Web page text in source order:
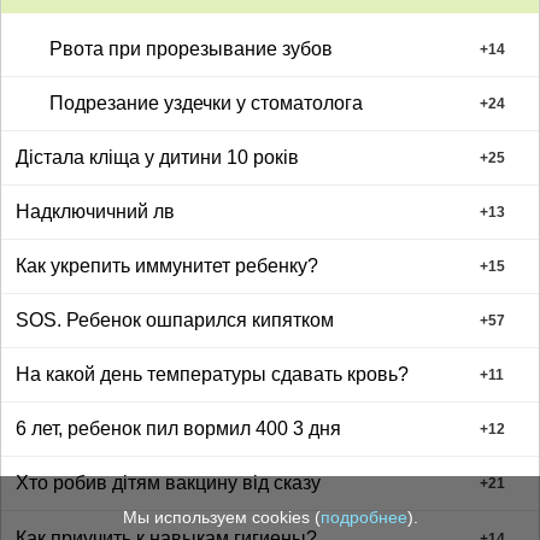
Рвота при прорезывание зубов +14
Подрезание уздечки у стоматолога +24
Дістала кліща у дитини 10 років +25
Надключичний лв +13
Как укрепить иммунитет ребенку? +15
SOS. Ребенок ошпарился кипятком +57
На какой день температуры сдавать кровь? +11
6 лет, ребенок пил вормил 400 3 дня +12
Хто робив дітям вакцину від сказу +21
Мы используем cookies (подробнее).